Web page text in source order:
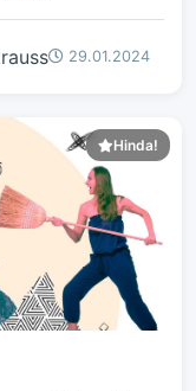
29.01.2024
Hinda!